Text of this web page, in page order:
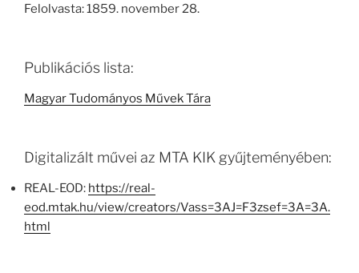
Felolvasta: 1859. november 28.
Publikációs lista:
Magyar Tudományos Művek Tára
Digitalizált művei az MTA KIK gyűjteményében:
REAL-EOD: https://real-
eod.mtak.hu/view/creators/Vass=3AJ=F3zsef=3A=3A.
html